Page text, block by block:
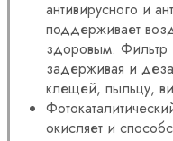
антивирусного и
поддерживает
здоровым.
задерживая и
клещей, пыльцу,
окисляет и